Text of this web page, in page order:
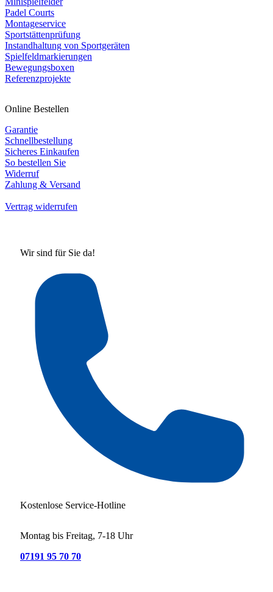
Padel Courts
Montageservice
Sportstättenprüfung
Instandhaltung von Sportgeräten
Spielfeldmarkierungen
Bewegungsboxen
Referenzprojekte
Online Bestellen
Garantie
Schnellbestellung
Sicheres Einkaufen
So bestellen Sie
Widerruf
Zahlung & Versand
Vertrag widerrufen
Wir sind für Sie da!
Kostenlose Service-Hotline
Montag bis Freitag, 7-18 Uhr
07191 95 70 70